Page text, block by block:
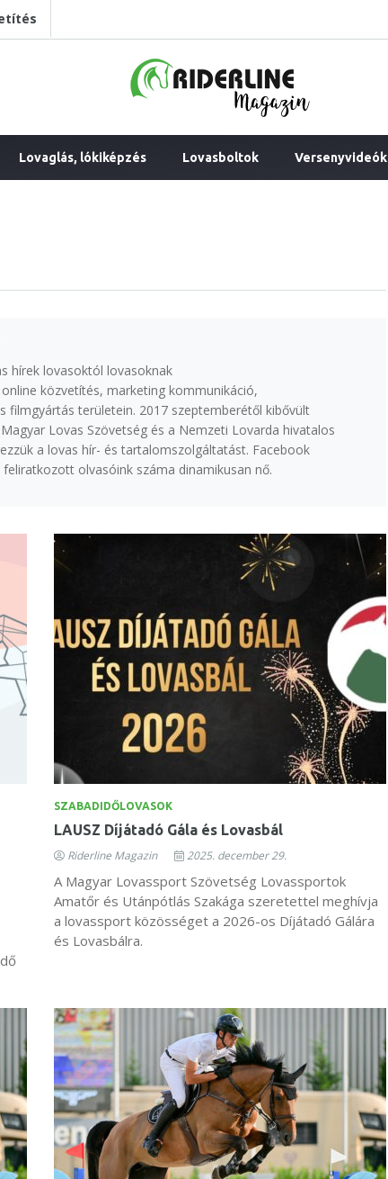
Lovaglás, lókiképzés Lovasboltok Versenyvideók
hírek lovasoktól lovasoknak
közvetítés, marketing kommunikáció,
filmgyártás területein. 2017 szeptemberétől kibővült
Lovas Szövetség és a Nemzeti Lovarda hivatalos
a lovas hír- és tartalomszolgáltatást. Facebook
olvasóink száma dinamikusan nő.
SZABADIDŐLOVASOK
LAUSZ Díjátadó Gála és Lovasbál
Riderline Magazin 2025. december 29.
A Magyar Lovassport Szövetség Lovassportok
Amatőr és Utánpótlás Szakága szeretettel meghívja
a lovassport közösséget a 2026-os Díjátadó Gálára
és Lovasbálra.